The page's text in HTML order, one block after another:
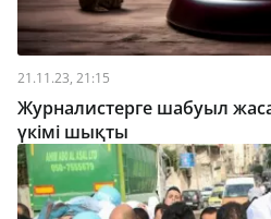
21.11.23, 21:15
Журналистерге шабуыл
үкімі шықты